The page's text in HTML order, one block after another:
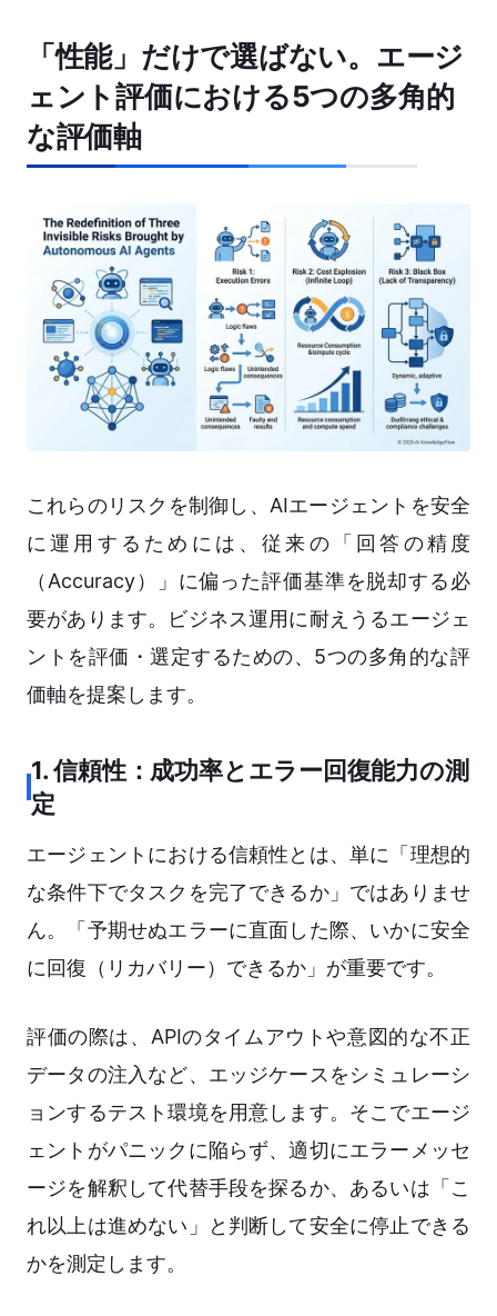
「性能」だけで選ばない。エージ
ェント評価における5つの多角的
な評価軸
これらのリスクを制御し、AIエージェントを安全
に運用するためには、従来の「回答の精度
（Accuracy）」に偏った評価基準を脱却する必
要があります。ビジネス運用に耐えうるエージェ
ントを評価・選定するための、5つの多角的な評
価軸を提案します。
1. 信頼性：成功率とエラー回復能力の測
定
エージェントにおける信頼性とは、単に「理想的
な条件下でタスクを完了できるか」ではありませ
ん。「予期せぬエラーに直面した際、いかに安全
に回復（リカバリー）できるか」が重要です。
評価の際は、APIのタイムアウトや意図的な不正
データの注入など、エッジケースをシミュレーシ
ョンするテスト環境を用意します。そこでエージ
ェントがパニックに陥らず、適切にエラーメッセ
ージを解釈して代替手段を探るか、あるいは「こ
れ以上は進めない」と判断して安全に停止できる
かを測定します。